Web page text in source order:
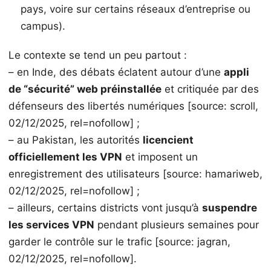
pays, voire sur certains réseaux d’entreprise ou
campus).
Le contexte se tend un peu partout :
– en Inde, des débats éclatent autour d’une appli
de “sécurité” web préinstallée et critiquée par des
défenseurs des libertés numériques [source: scroll,
02/12/2025, rel=nofollow] ;
– au Pakistan, les autorités licencient
officiellement les VPN et imposent un
enregistrement des utilisateurs [source: hamariweb,
02/12/2025, rel=nofollow] ;
– ailleurs, certains districts vont jusqu’à suspendre
les services VPN pendant plusieurs semaines pour
garder le contrôle sur le trafic [source: jagran,
02/12/2025, rel=nofollow].